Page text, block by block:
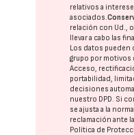
relativos a
asociados.
relación con Ud.,
llevar a cabo las
Los datos pueden
grupo por motivos
Acceso,
portabilidad,
decisiones
nuestro DPD. Si
se ajusta a la
reclamación ante
Política de